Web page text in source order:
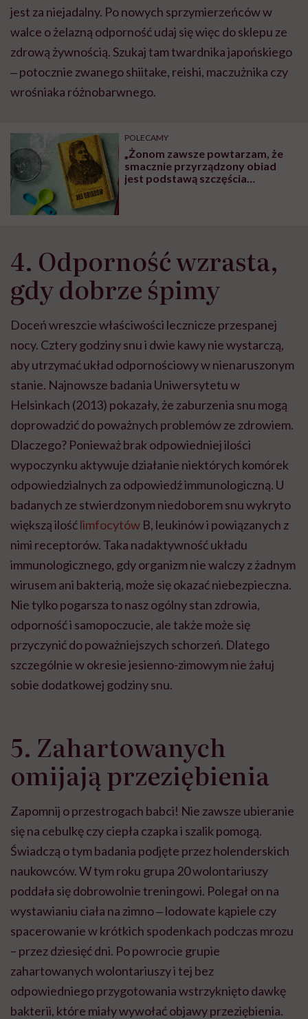
jest za niejadalny. Po nowych sprzymierzeńców w
walce o żelazną odporność udaj się więc do sklepu ze
zdrową żywnością. Szukaj tam twardnika japońskiego
‒ potocznie zwanego shiitake, reishi, maczużnika czy
wrośniaka różnobarwnego.
POLECAMY
„Żonom zawsze powtarzam, że
smacznie przyrządzony obiad
jest podstawą szczęścia
4. Odporność wzrasta,
gdy dobrze śpimy
Doceń wreszcie właściwości lecznicze przespanej
nocy. Cztery godziny snu i dwie kawy nie wystarczą,
aby utrzymać układ odpornościowy w nienaruszonym
stanie. Najnowsze badania Uniwersytetu w
Helsinkach (2013) pokazały, że zaburzenia snu mogą
doprowadzić do poważnych problemów ze zdrowiem.
Dlaczego? Ponieważ brak odpowiedniej ilości
wypoczynku aktywuje działanie niektórych komórek
odpowiedzialnych za odpowiedź immunologiczną. U
badanych ze stwierdzonym niedoborem snu wykryto
większą ilośćlimfocytów B, leukinów i powiązanych z
nimi receptorów. Taka nadaktywność układu
immunologicznego, gdy organizm nie walczy z żadnym
wirusem ani bakterią, może się okazać niebezpieczna.
Nie tylko pogarsza to nasz ogólny stan zdrowia,
odporność i samopoczucie, ale także może się
przyczynić do poważniejszych schorzeń. Dlatego
szczególnie w okresie jesienno-zimowym nie żałuj
sobie dodatkowej godziny snu.
5. Zahartowanych
omijają przeziębienia
Zapomnij o przestrogach babci! Nie zawsze ubieranie
się na cebulkę czy ciepła czapka i szalik pomogą.
Świadczą o tym badania podjęte przez holenderskich
naukowców. W tym roku grupa 20 wolontariuszy
poddała się dobrowolnie treningowi. Polegał on na
wystawianiu ciała na zimno ‒ lodowate kąpiele czy
spacerowanie w krótkich spodenkach podczas mrozu
– przez dziesięć dni. Po powrocie grupie
zahartowanych wolontariuszy i tej bez
odpowiedniego przygotowania wstrzyknięto dawkę
bakterii, które miały wywołać objawy przeziębienia.